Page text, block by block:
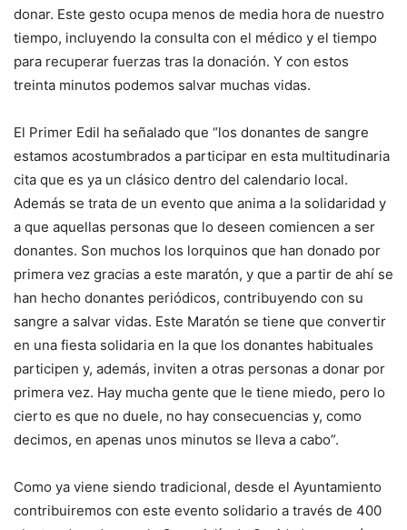
donar. Este gesto ocupa menos de media hora de nuestro
tiempo, incluyendo la consulta con el médico y el tiempo
para recuperar fuerzas tras la donación. Y con estos
treinta minutos podemos salvar muchas vidas.
El Primer Edil ha señalado que “los donantes de sangre
estamos acostumbrados a participar en esta multitudinaria
cita que es ya un clásico dentro del calendario local.
Además se trata de un evento que anima a la solidaridad y
a que aquellas personas que lo deseen comiencen a ser
donantes. Son muchos los lorquinos que han donado por
primera vez gracias a este maratón, y que a partir de ahí se
han hecho donantes periódicos, contribuyendo con su
sangre a salvar vidas. Este Maratón se tiene que convertir
en una fiesta solidaria en la que los donantes habituales
participen y, además, inviten a otras personas a donar por
primera vez. Hay mucha gente que le tiene miedo, pero lo
cierto es que no duele, no hay consecuencias y, como
decimos, en apenas unos minutos se lleva a cabo”.
Como ya viene siendo tradicional, desde el Ayuntamiento
contribuiremos con este evento solidario a través de 400